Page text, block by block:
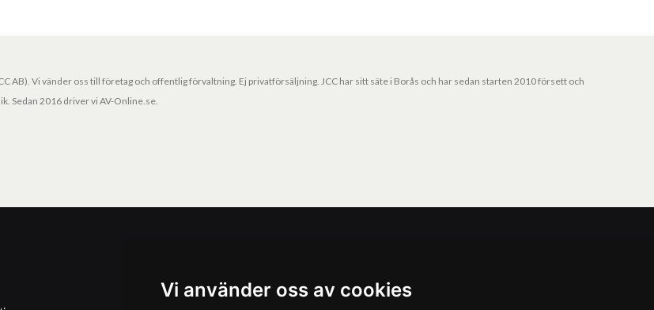
Vi använder oss av cookies
AB). Vi vänder oss till företag och offentlig förvaltning. Ej privatförsäljning. JCC har sitt säte i Borås och har sedan starten 2010 försett och
Sedan 2016 driver vi AV-Online.se.
Faktura
Ta del av våra nyheter och kampanjer. Fyll i din